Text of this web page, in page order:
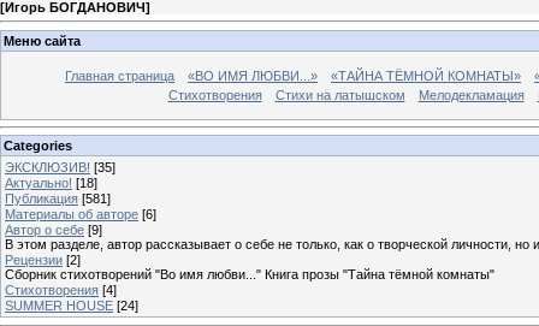
[Игорь БОГДАНОВИЧ]
Меню сайта
Главная страница «ВО ИМЯ ЛЮБВИ...» «ТАЙНА ТЁМНОЙ КОМНАТЫ»
Стихотворения
Стихи на латышском Мелодекламация
Categories
ЭКСКЛЮЗИВ! [35]
Актуально! [18]
Публикация [581]
Материалы об авторе [6]
Автор о себе [9]
В этом разделе, автор рассказывает о себе не только, как о творческой личности,
Рецензии [2]
Сборник стихотворений "Во имя любви..." Книга прозы "Тайна тёмной комнаты"
Стихотворения [4]
SUMMER HOUSE [24]